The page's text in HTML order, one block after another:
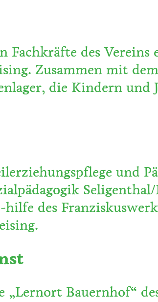
des Vereins
Zusammen mit
die Kindern und
und
des
Bauernhof“